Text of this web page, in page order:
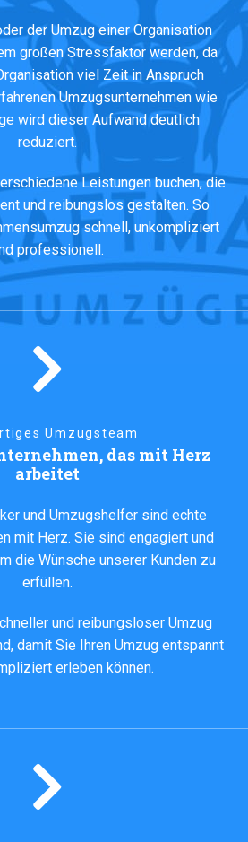
der Umzug einer Organisation
großen Stressfaktor werden, da
viel Zeit in Anspruch
Umzugsunternehmen wie
wird dieser Aufwand deutlich
reduziert.
Leistungen buchen, die
und reibungslos gestalten. So
schnell, unkompliziert
professionell.
Umzugsteam
das mit Herz
arbeitet
und Umzugshelfer sind echte
mit Herz. Sie sind engagiert und
die Wünsche unserer Kunden zu
erfüllen.
und reibungsloser Umzug
damit Sie Ihren Umzug entspannt
erleben können.